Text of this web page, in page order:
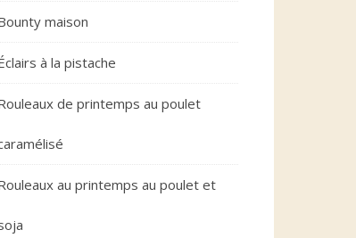
maison
à la pistache
de printemps au poulet
au printemps au poulet et